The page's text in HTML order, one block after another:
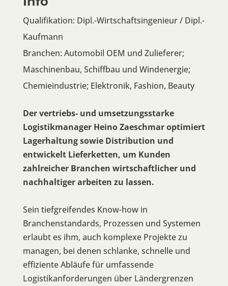
Qualifikation: Dipl.-Wirtschaftsingenieur / Dipl.-
Kaufmann
Branchen: Automobil OEM und Zulieferer;
Maschinenbau, Schiffbau und Windenergie;
Chemieindustrie; Elektronik, Fashion, Beauty
Der vertriebs- und umsetzungsstarke
Logistikmanager Heino Zaeschmar optimiert
Lagerhaltung sowie Distribution und
entwickelt Lieferketten, um Kunden
zahlreicher Branchen wirtschaftlicher und
nachhaltiger arbeiten zu lassen.
Sein tiefgreifendes Know-how in
Branchenstandards, Prozessen und Systemen
erlaubt es ihm, auch komplexe Projekte zu
managen, bei denen schlanke, schnelle und
effiziente Abläufe für umfassende
Logistikanforderungen über Ländergrenzen